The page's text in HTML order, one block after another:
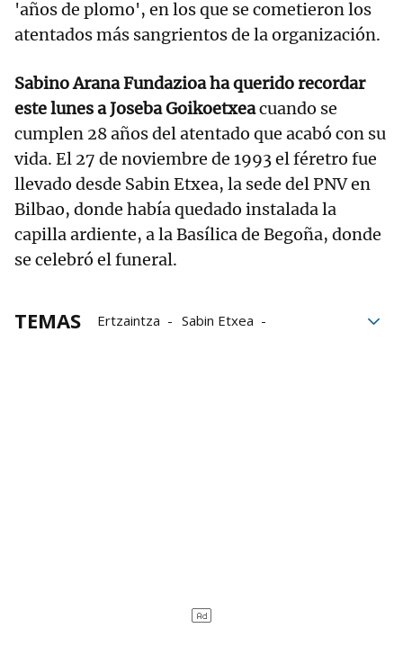
'años de plomo', en los que se cometieron los
atentados más sangrientos de la organización.
Sabino Arana Fundazioa ha querido recordar
este lunes a Joseba Goikoetxeacuando se
cumplen 28 años del atentado que acabó con su
vida. El 27 de noviembre de 1993 el féretro fue
llevado desde Sabin Etxea, la sede del PNV en
Bilbao, donde había quedado instalada la
capilla ardiente, a la Basílica de Begoña, donde
se celebró el funeral.
TEMAS Ertzaintza
Sabin Etxea